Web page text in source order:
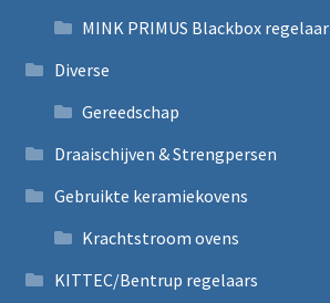
MINK PRIMUS Blackbox regelaar
Diverse
Gereedschap
Draaischijven & Strengpersen
Gebruikte keramiekovens
Krachtstroom ovens
KITTEC/Bentrup regelaars